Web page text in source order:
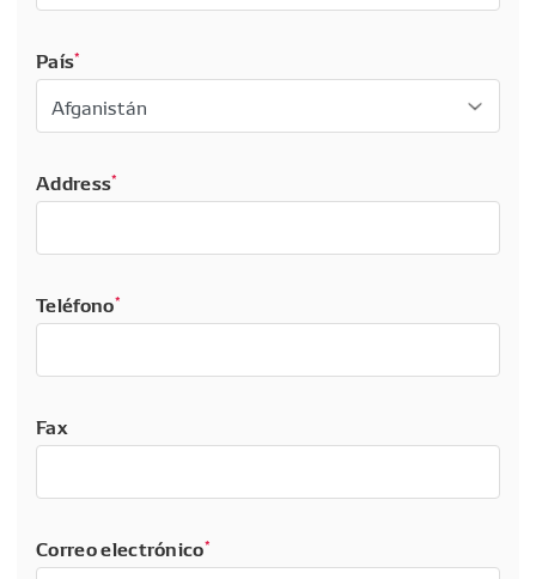
País*
Address*
Teléfono*
Fax
Correo electrónico*